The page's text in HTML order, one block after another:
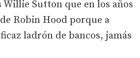
Willie Sutton que en los años
Robin Hood porque a
ladrón de bancos, jamás